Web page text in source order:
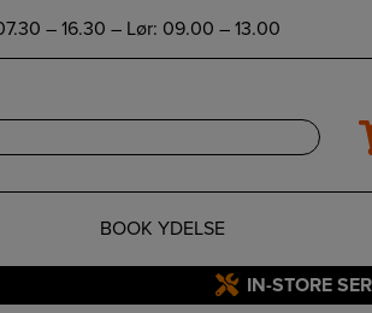
– 16.30 – Lør: 09.00 – 13.00
BOOK YDELSE
IN-STORE